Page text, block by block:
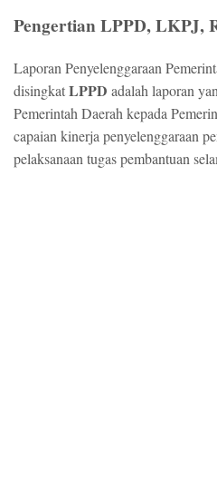
Pengertian LPPD, LKPJ,
Laporan Penyelenggaraan
disingkatLPPD adalah laporan
Pemerintah Daerah kepada
capaian kinerja penyelenggaraan
pelaksanaan tugas pembantuan